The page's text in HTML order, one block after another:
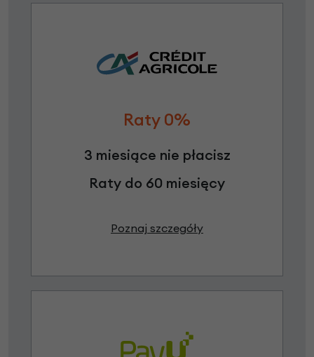
Raty 0%
3 miesiące nie płacisz
Raty do 60 miesięcy
Poznaj szczegóły